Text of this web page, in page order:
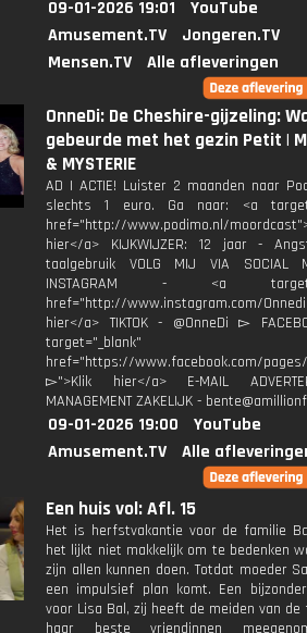
09-01-2026 19:01
YouTube
Amusement.TV
Jongeren.TV
Mensen.TV
Alle afleveringen
OnneDi: De Cheshire-gijzeling:
gebeurde met het gezin Petit |
& MYSTERIE
AD | ACTIE! Luister 2 maanden naar
slechts 1 euro. Ga naar: <a
href="http://www.podimo.nl/
hier</a> KIJKWIJZER: 12 jaar -
taalgebruik VOLG MIJ VIA SOCIAL
INSTAGRAM - <a
href="http://www.instagram.com/
hier</a> TIKTOK - @OnneDi ▻
target="_blank"
href="https://www.facebook.com/pages/
▻">Klik hier</a> E-MAIL
MANAGEMENT ZAKELIJK -
09-01-2026 19:00
YouTube
Amusement.TV
Alle
Een huis vol: Afl. 15
Het is herfstvakantie voor de familie
het lijkt niet makkelijk om te bedenken
zijn allen kunnen doen. Totdat moeder
een impulsief plan komt. Een
voor Lisa Bal, zij heeft de meiden van de
haar beste vriendinnen